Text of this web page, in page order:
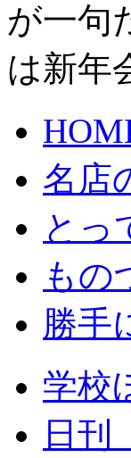
が一句
は新年
名店
とっ
もの
勝手
学校
日刊